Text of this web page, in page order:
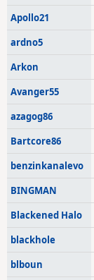
Apollo21
ardno5
Arkon
Avanger55
azagog86
Bartcore86
benzinkanalevo
BINGMAN
Blackened Halo
blackhole
blboun